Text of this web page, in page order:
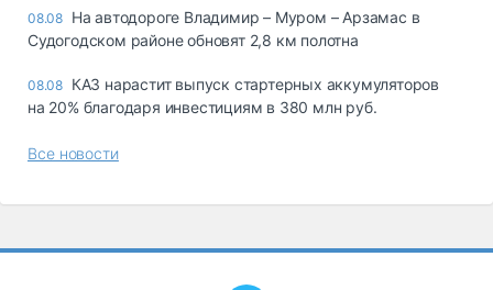
08.08 На автодороге Владимир – Муром – Арзамас в
Судогодском районе обновят 2,8 км полотна
08.08 КАЗ нарастит выпуск стартерных аккумуляторов
на 20% благодаря инвестициям в 380 млн руб.
Все новости